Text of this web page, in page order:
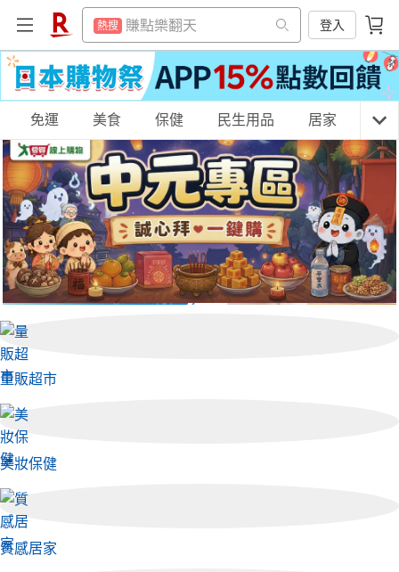
熱搜 賺點樂翻天
熱搜 299超取免運
熱搜 防颱專區
平板電腦
熱搜 微波爐
熱搜 床架
熱搜 電子閱讀器
熱搜 吹風機
抽7777點
登入
熱搜 299超取免運
熱搜 防颱專區
熱搜 平板電腦
熱搜 微波爐
熱搜 床架
熱搜 電子閱讀器
熱搜 吹風機
熱搜 抽7777點
熱搜 熱門飯店推薦
購物網分類
天天免運 美食蛋糕 養生保健 民生用品
居家生活 3C家電 運動休閒 親子玩具
免運 美食 保健 民生用品 居家 3C
量販超市
美妝保健
質感居家